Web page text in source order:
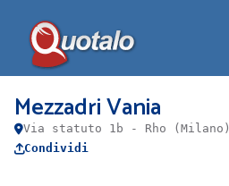
Mezzadri Vania
Via statuto 1b - Rho (Milano)
Condividi